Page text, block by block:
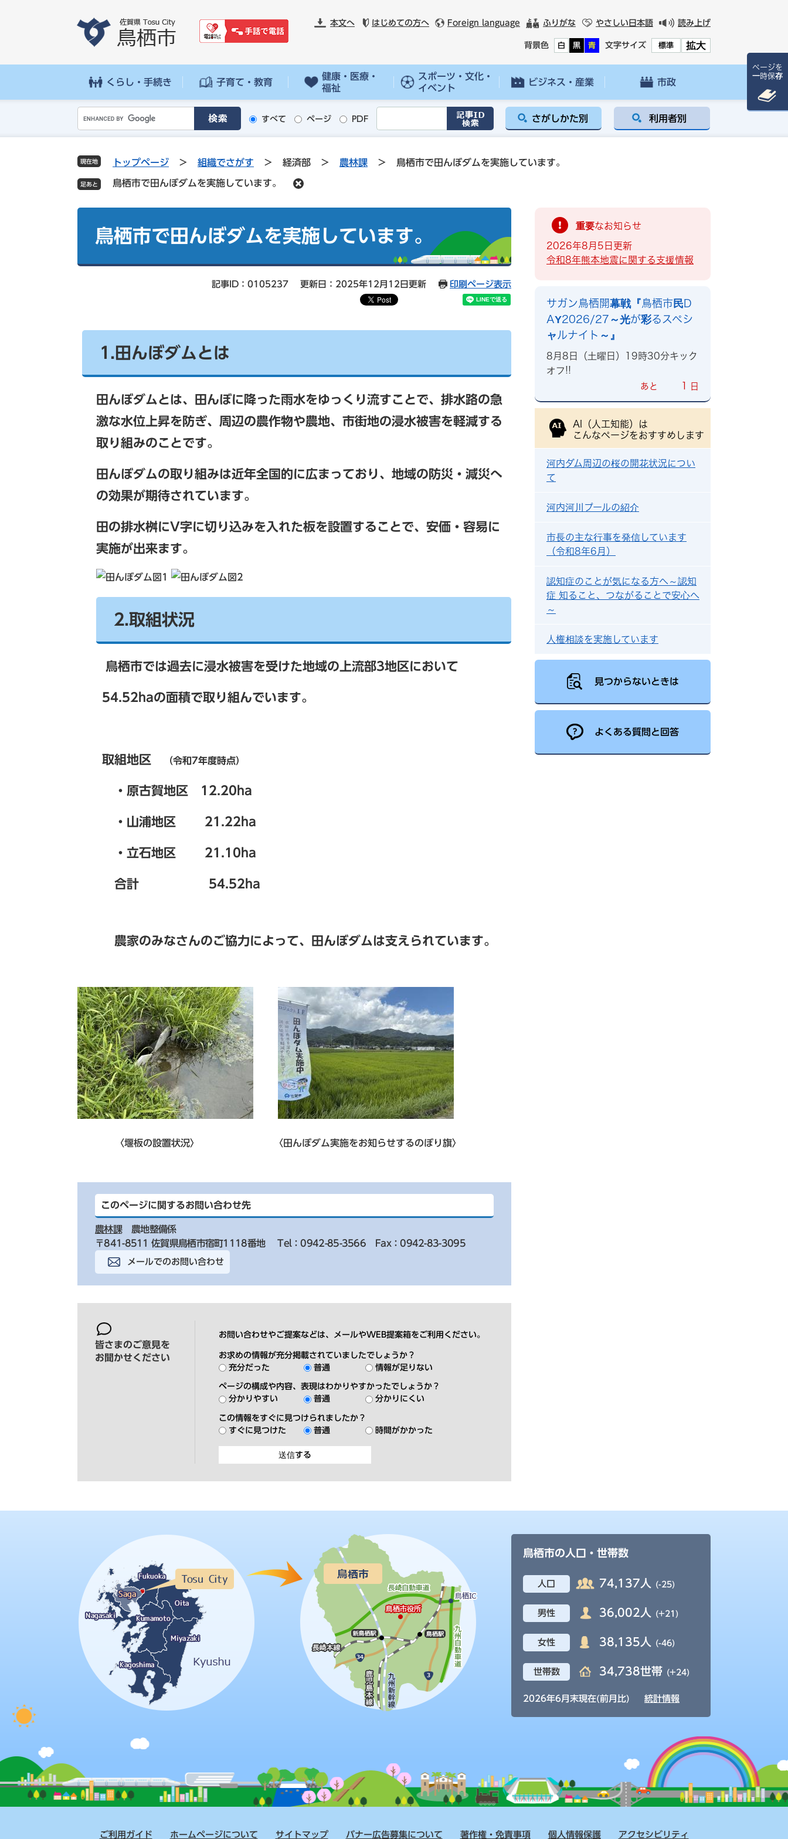
先
を
本文へ はじめての方へ Foreign language ふりがな やさしい日本語 読み上げ
背景色 白 黒 青 文字サイズ 標準 拡大
くらし・手続き 子育て・教育
健康・医療・
福祉
スポーツ・文化・
イベント
ビジネス・産業 市政
o
g
l
e
ス
索
すべて ページ PDF さがしかた別 利用者別
現在地 トップページ > 組織でさがす > 経済部 > 農林課 > 鳥栖市で田んぼダムを実施しています。
鳥栖市で田んぼダムを実施しています。
鳥栖市で田んぼダムを実施しています。
記事ID：0105237 更新日：2025年12月12日更新 印刷ページ表示
1.田んぼダムとは
田んぼダムとは、田んぼに降った雨水をゆっくり流すことで、排水路の急
激な水位上昇を防ぎ、周辺の農作物や農地、市街地の浸水被害を軽減する
取り組みのことです。
田んぼダムの取り組みは近年全国的に広まっており、地域の防災・減災へ
の効果が期待されています。
田の排水桝にV字に切り込みを入れた板を設置することで、安価・容易に
実施が出来ます。
2.取組状況
鳥栖市では過去に浸水被害を受けた地域の上流部3地区において
54.52haの面積で取り組んでいます。
取組地区 （令和7年度時点）
・原古賀地区 12.20ha
・山浦地区 21.22ha
・立石地区 21.10ha
合計 54.52ha
農家のみなさんのご協力によって、田んぼダムは支えられています。
〈堰板の設置状況〉 〈田んぼダム実施をお知らせするのぼり旗〉
このページに関するお問い合わせ先
農林課
農地整備係
〒841-8511 佐賀県鳥栖市宿町1118番地
Tel：0942-85-3566 Fax：0942-83-3095
メールでのお問い合わせ
皆さまのご意見を
お聞かせください
お問い合わせやご提案などは、メールやWEB提案箱をご利用ください。
お求めの情報が充分掲載されていましたでしょうか？
充分だった
普通 情報が足りない
ページの構成や内容、表現はわかりやすかったでしょうか？
分かりやすい
普通 分かりにくい
この情報をすぐに見つけられましたか？
すぐに見つけた
普通 時間がかかった
重要なお知らせ
2026年8月5日更新
令和8年熊本地震に関する支援情報
サガン鳥栖開幕戦『鳥栖市民D
AY2026/27～光が彩るスペシ
ャルナイト～』
8月8日（土曜日）19時30分キック
オフ!!
あと 1 日
AI（人工知能）は
こんなページをおすすめします
河内ダム周辺の桜の開花状況につい
て
河内河川プールの紹介
市長の主な行事を発信しています
（令和8年6月）
認知症のことが気になる方へ～認知
症 知ること、つながることで安心へ
～
人権相談を実施しています
見つからないときは
よくある質問と回答
鳥栖市の人口・世帯数
人口 74,137人 (-25)
男性 36,002人 (+21)
女性 38,135人 (-46)
世帯数 34,738世帯 (+24)
2026年6月末現在(前月比) 統計情報
ご利用ガイド ホームページについて サイトマップ バナー広告募集について 著作権・免責事項 個人情報保護 アクセシビリティ
ページを
一時保存